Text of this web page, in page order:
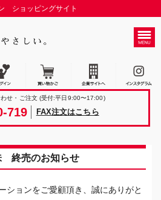
ショッピングサイト
せ・ご注文 (受付:平日9:00〜17:00)
719 FAX注文はこちら
終売のお知らせ
ションをご愛顧頂き、誠にありがと